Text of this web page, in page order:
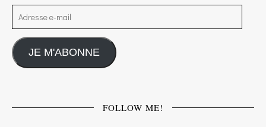
Adresse e-mail
JE M'ABONNE
FOLLOW ME!